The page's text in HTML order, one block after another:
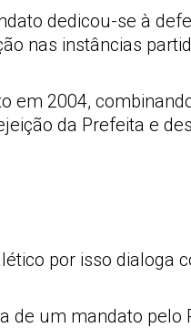
dedicou-se à
nas instâncias
em 2004,
da Prefeita e
por isso dialoga
um mandato